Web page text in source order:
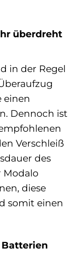
überdreht
in der Regel
einen
Dennoch ist
Verschleiß
des
Modalo
diese
somit einen